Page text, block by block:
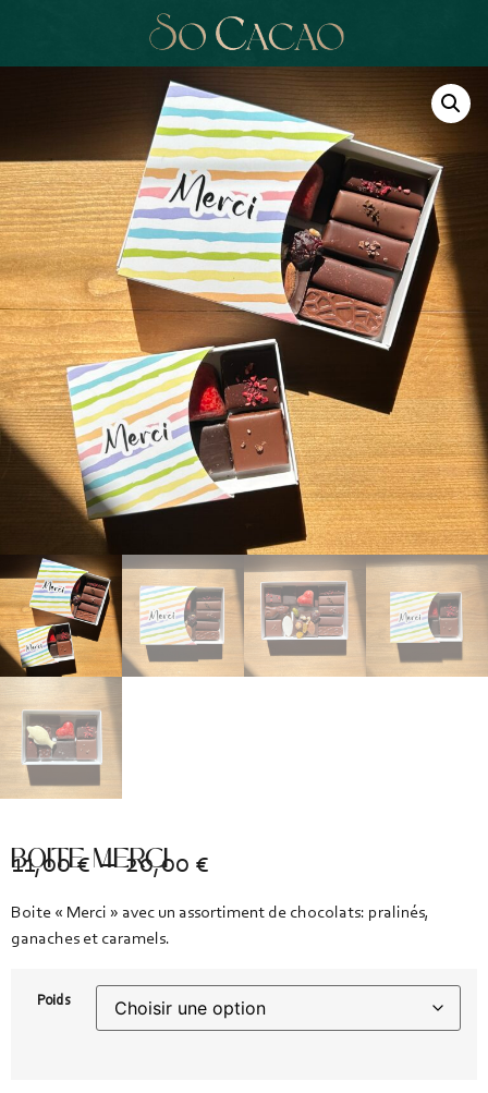
BOITE MERCI
11,00€ – 20,00 €
Boite « Merci » avec un assortiment de chocolats: pralinés,
ganaches et caramels.
Poids